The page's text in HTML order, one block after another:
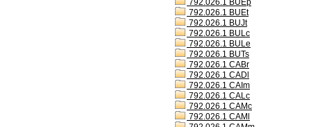
792.026.1 BUEp
792.026.1 BUEt
792.026.1 BUJt
792.026.1 BULc
792.026.1 BULe
792.026.1 BUTs
792.026.1 CABr
792.026.1 CADl
792.026.1 CAIm
792.026.1 CALc
792.026.1 CAMc
792.026.1 CAMl